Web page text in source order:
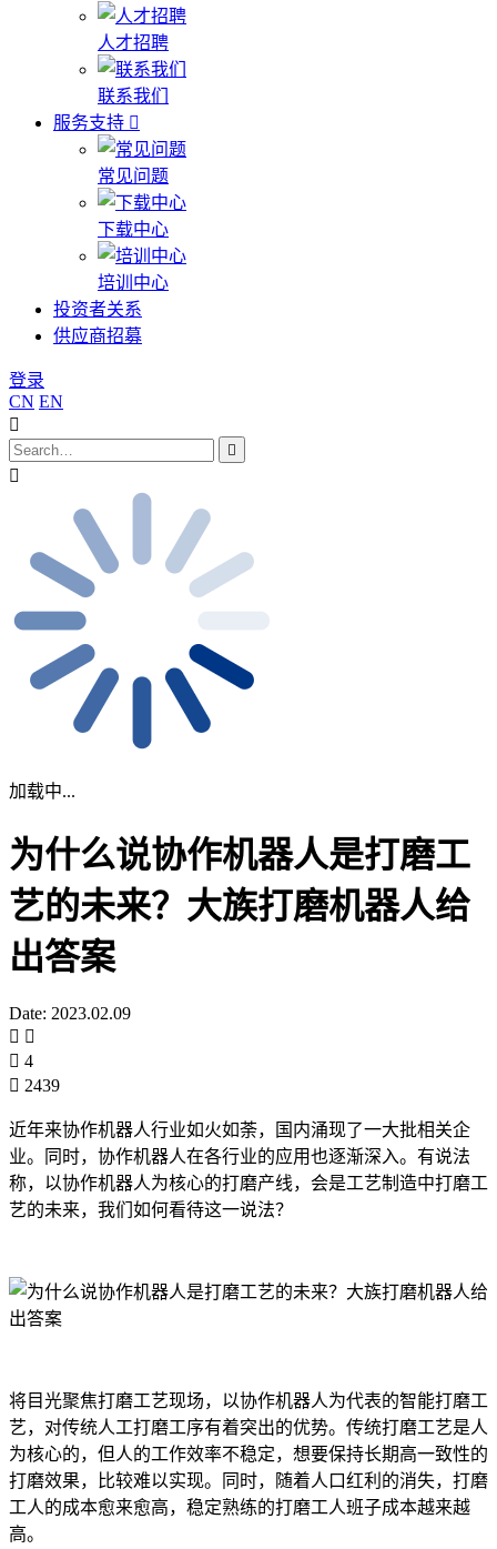
人才招聘
联系我们
服务支持
常见问题
下载中心
培训中心
投资者关系
供应商招募
登录
CN EN
加载中...
为什么说协作机器人是打磨工
艺的未来？大族打磨机器人给
出答案
Date: 2023.02.09
4
2439
近年来协作机器人行业如火如荼，国内涌现了一大批相关企
业。同时，协作机器人在各行业的应用也逐渐深入。有说法
称，以协作机器人为核心的打磨产线，会是工艺制造中打磨工
艺的未来，我们如何看待这一说法？
将目光聚焦打磨工艺现场，以协作机器人为代表的智能打磨工
艺，对传统人工打磨工序有着突出的优势。传统打磨工艺是人
为核心的，但人的工作效率不稳定，想要保持长期高一致性的
打磨效果，比较难以实现。同时，随着人口红利的消失，打磨
工人的成本愈来愈高，稳定熟练的打磨工人班子成本越来越
高。